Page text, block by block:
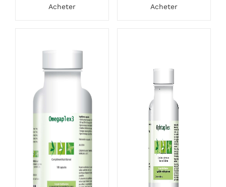
Acheter Acheter